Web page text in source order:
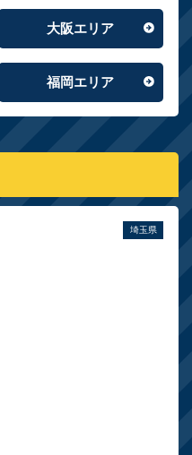
大阪エリア
福岡エリア
埼玉県